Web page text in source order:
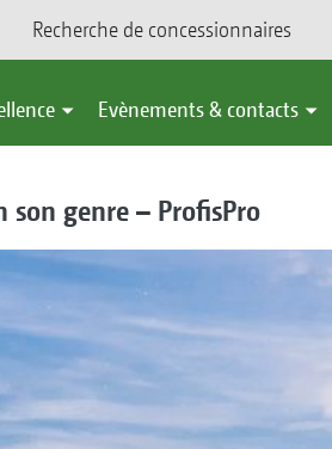
Recherche de concessionnaires
Evènements & contacts
son genre – ProfisPro